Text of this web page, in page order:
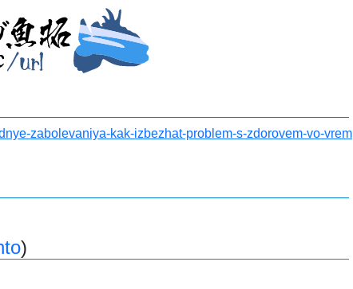
zabolevaniya-kak-izbezhat-problem-s-zdorovem-vo-vrem
)